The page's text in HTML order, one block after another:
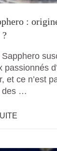
:
passionnés
et ce n’est
des …